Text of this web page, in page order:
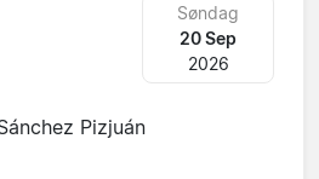
Søndag
20 Sep
2026
Pizjuán